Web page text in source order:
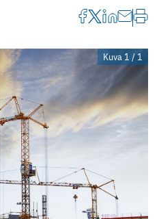
Kuva 1 / 1